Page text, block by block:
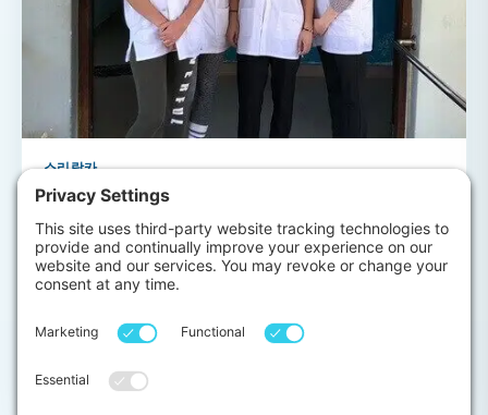
스리랑카
스리랑카 의학 예비 참관 프로그램
의예과 18 years+ ⏱ 1-12 Weeks
의학 예비 참관 프로그램은 현재 공인된 대학교에서 의학 또
는 간호학 학위 과정에 등록되어 있지 않지만 의료 분야에
$1,120